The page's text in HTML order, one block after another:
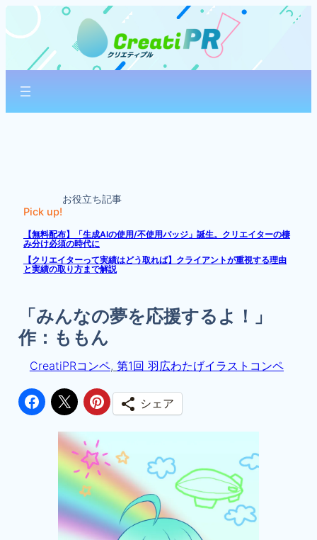
内
を
Pick up!
お役立ち記事
【無料配布】「生成AIの使用/不使用バッジ」誕生。クリエイターの棲
み分け必須の時代に
【クリエイターって実績はどう取れば】クライアントが重視する理由
と実績の取り方まで解説
「みんなの夢を応援するよ！」
作：ももん
CreatiPRコンペ, 第1回 羽広わたげイラストコンペ
シェア